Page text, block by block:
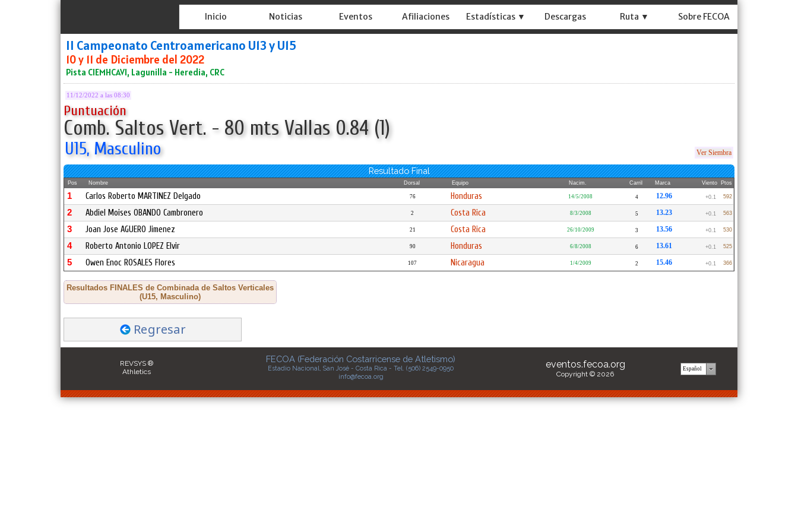
Inicio Noticias Eventos Afiliaciones Estadísticas ▼ Descargas Ruta ▼ Sobre FECOA
II Campeonato Centroamericano U13 y U15
10 y 11 de Diciembre del 2022
Pista CIEMHCAVI, Lagunilla - Heredia, CRC
11/12/2022 a las 08:30
Puntuación
Comb. Saltos Vert. - 80 mts Vallas 0.84 (1)
U15, Masculino Ver Siembra
Resultado Final
Pos Nombre Dorsal Equipo Nacim. Carril Marca Viento Ptos
1 Carlos Roberto MARTINEZ Delgado 76 Honduras 14/5/2008 4 12.96 +0.1 592
2 Abdiel Moises OBANDO Cambronero 2 Costa Rica 8/3/2008 5 13.23 +0.1 563
3 Joan Jose AGUERO Jimenez 21 Costa Rica 26/10/2009 3 13.56 +0.1 530
4 Roberto Antonio LOPEZ Elvir 90 Honduras 6/8/2008 6 13.61 +0.1 525
5 Owen Enoc ROSALES Flores 107 Nicaragua 1/4/2009 2 15.46 +0.1 366
Resultados FINALES de Combinada de Saltos Verticales
(U15, Masculino)
Regresar
REVSYS ®
Athletics
FECOA (Federación Costarricense de Atletismo)
Estadio Nacional, San José - Costa Rica - Tel. (506) 2549-0950
info@fecoa.org
eventos.fecoa.org
Copyright © 2026